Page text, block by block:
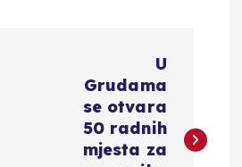
U
Grudama
se otvara
50 radnih
mjesta za